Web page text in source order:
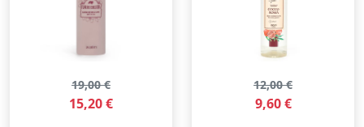
19,00 €
15,20 €
12,00 €
9,60 €